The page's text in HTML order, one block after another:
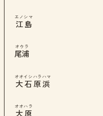
江島
エノシマ
尾浦
オウラ
大石原浜
オオイシハラハマ
大原
オオハラ